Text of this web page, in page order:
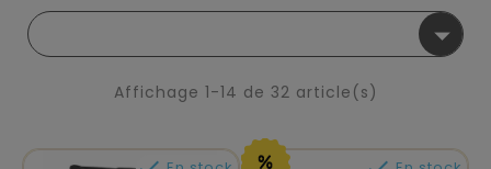

Affichage 1-14 de 32 article(s)